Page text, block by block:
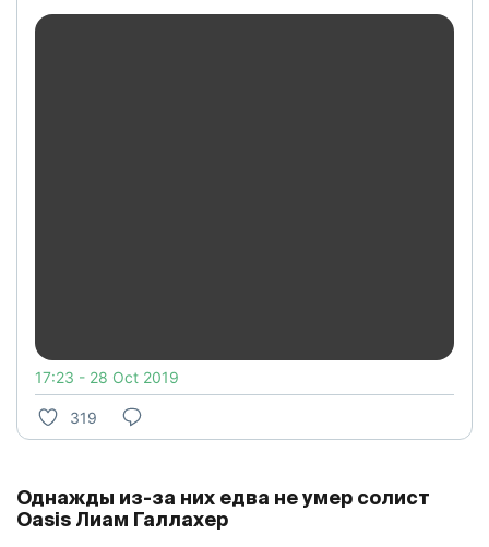
17:23 - 28 Oct 2019
319
Однажды из-за них едва не умер солист
Oasis Лиам Галлахер